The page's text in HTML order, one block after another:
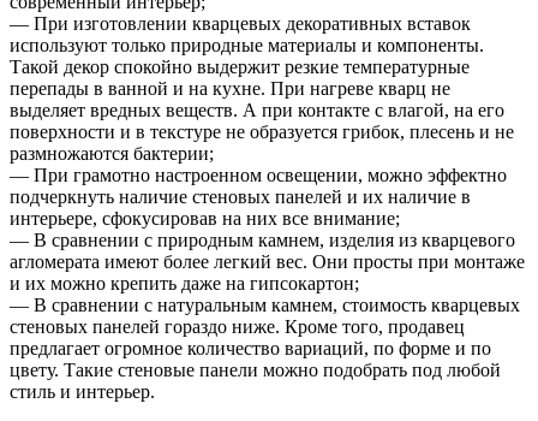
— При изготовлении кварцевых декоративных вставок
используют только природные материалы и компоненты.
Такой декор спокойно выдержит резкие температурные
перепады в ванной и на кухне. При нагреве кварц не
выделяет вредных веществ. А при контакте с влагой, на его
поверхности и в текстуре не образуется грибок, плесень и не
размножаются бактерии;
— При грамотно настроенном освещении, можно эффектно
подчеркнуть наличие стеновых панелей и их наличие в
интерьере, сфокусировав на них все внимание;
— В сравнении с природным камнем, изделия из кварцевого
агломерата имеют более легкий вес. Они просты при монтаже
и их можно крепить даже на гипсокартон;
— В сравнении с натуральным камнем, стоимость кварцевых
стеновых панелей гораздо ниже. Кроме того, продавец
предлагает огромное количество вариаций, по форме и по
цвету. Такие стеновые панели можно подобрать под любой
стиль и интерьер.